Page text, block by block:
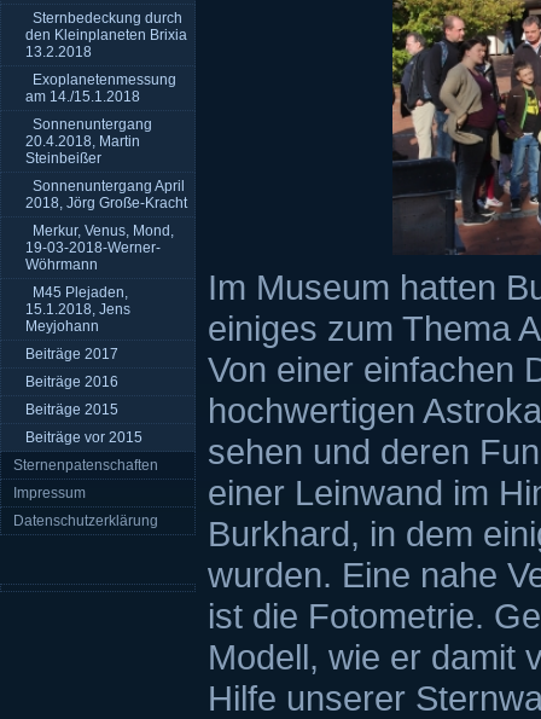
Sternbedeckung durch
den Kleinplaneten Brixia
13.2.2018
Exoplanetenmessung
am 14./15.1.2018
Sonnenuntergang
20.4.2018, Martin
Steinbeißer
Sonnenuntergang April
2018, Jörg Große-Kracht
Merkur, Venus, Mond,
19-03-2018-Werner-
Wöhrmann
M45 Plejaden,
15.1.2018, Jens
Meyjohann
Beiträge 2017
Beiträge 2016
Beiträge 2015
Beiträge vor 2015
Sternenpatenschaften
Impressum
Datenschutzerklärung
Im Museum hatten
einiges zum Thema
Von einer einfachen
hochwertigen
sehen und deren
einer Leinwand im
Burkhard, in dem
wurden. Eine nahe
ist die Fotometrie.
Modell, wie er damit
Hilfe unserer